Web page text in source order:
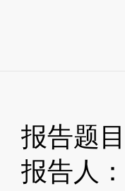
报告题
报告人